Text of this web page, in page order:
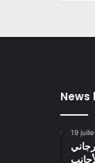
News
19